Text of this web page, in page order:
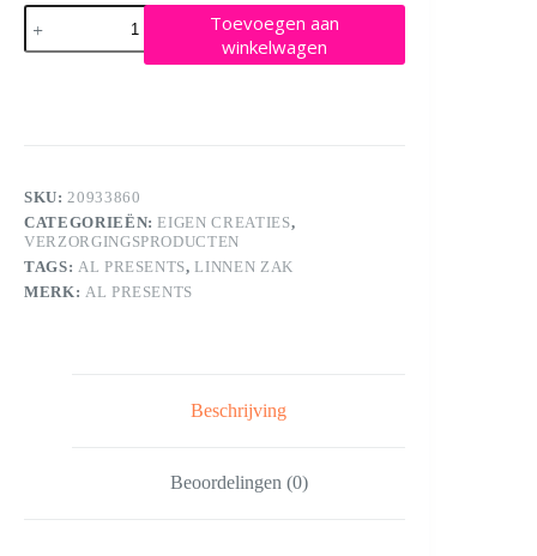
Linnen
zakje
(leeg
Toevoegen aan
winkelwagen
SKU:20933860
CATEGORIEËN:EIGEN CREATIES,
VERZORGINGSPRODUCTEN
TAGS: AL PRESENTS,LINNEN ZAK
MERK: AL PRESENTS
Beschrijving
Beoordelingen (0)